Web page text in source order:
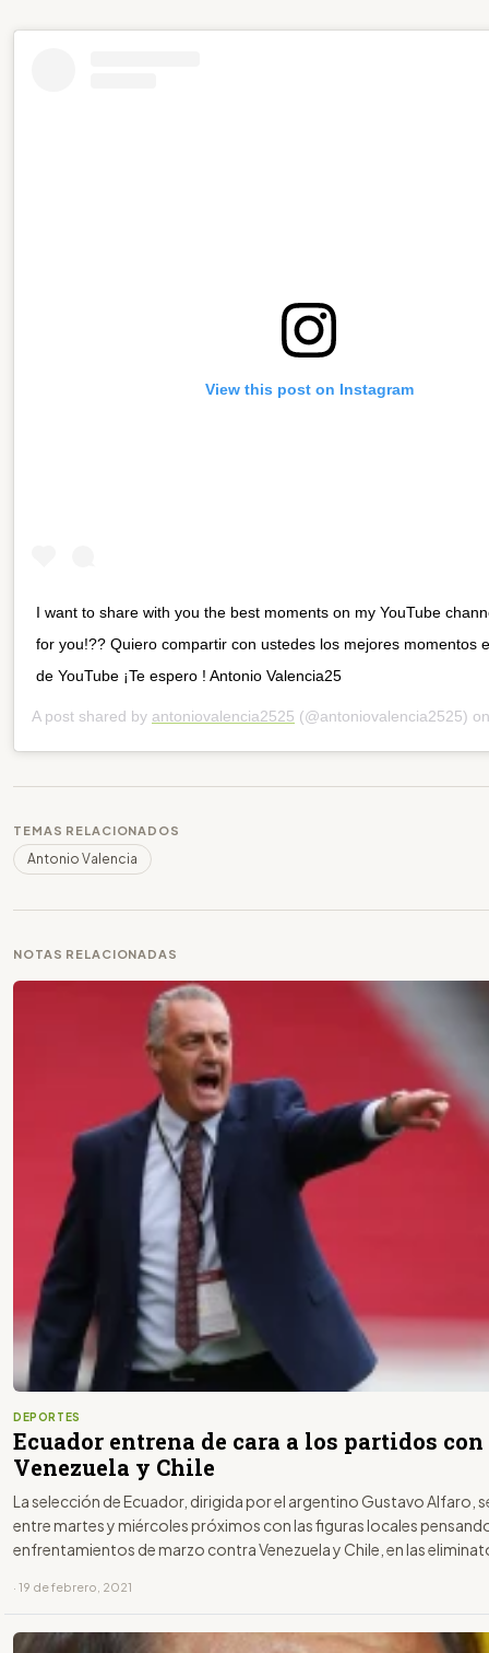
View this post on Instagram
I want to share with you the best moments on my YouTube
for you!?? Quiero compartir con ustedes los mejores momentos
de YouTube ¡Te espero ! Antonio Valencia25
A post shared by antoniovalencia2525 (@antoniovalencia2525)
TEMAS RELACIONADOS
Antonio Valencia
NOTAS RELACIONADAS
DEPORTES
Ecuador entrena de cara a los partidos con
Venezuela y Chile
La selección de Ecuador, dirigida por el argentino Gustavo Alfaro,
entre martes y miércoles próximos con las figuras locales
enfrentamientos de marzo contra Venezuela y Chile, en las
· 19 de febrero, 2021